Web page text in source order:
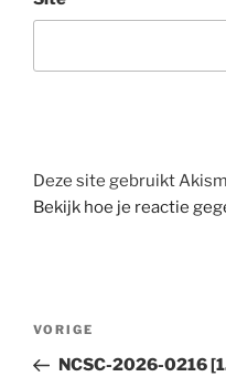
Deze site gebruikt
Bekijk hoe je reactie
Bericht
Vorig
bericht
VORIGE
NCSC-2026-0216